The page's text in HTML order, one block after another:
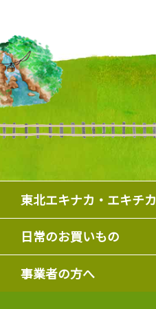
東北エキナカ・エキチカ
日常のお買いもの
事業者の方へ